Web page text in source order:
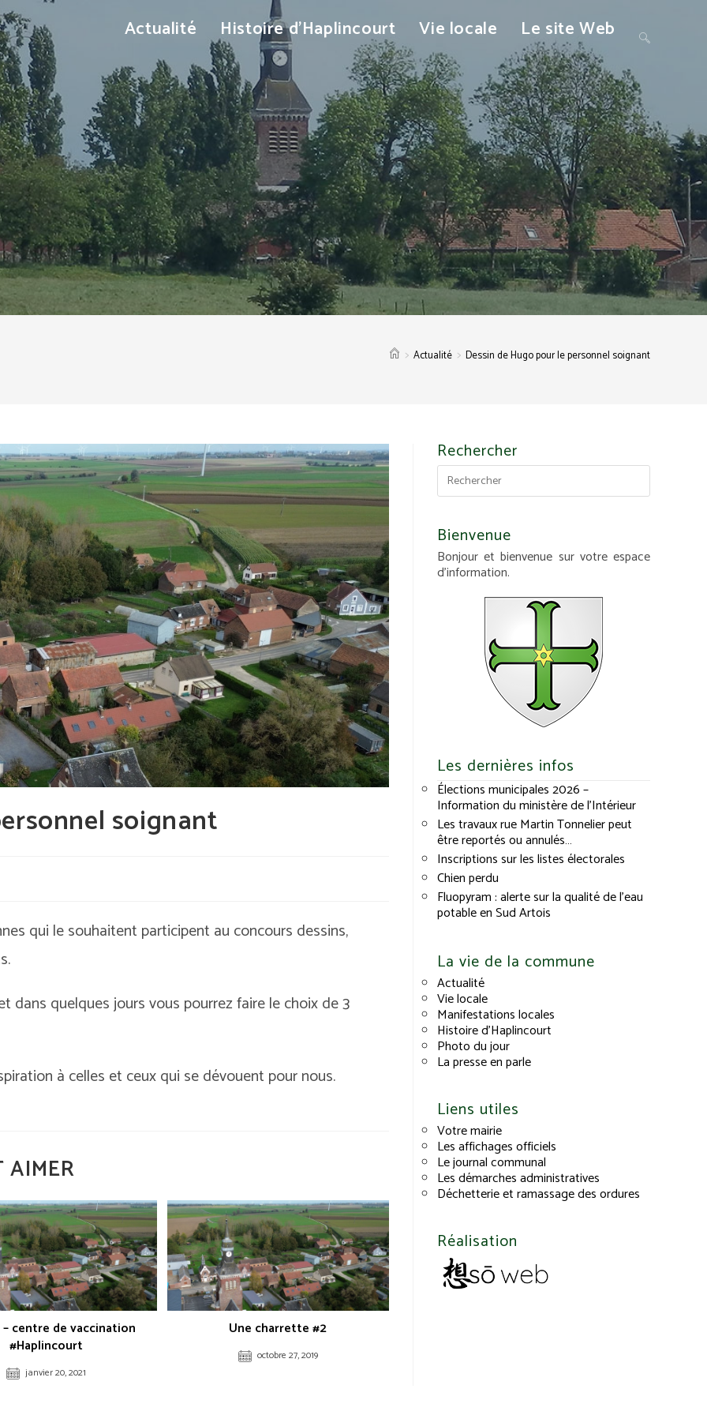
Actualité Histoire d’Haplincourt Vie locale Le site Web Toggle
website
search
> Actualité > Dessin de Hugo pour le personnel soignant
soignant
qui le souhaitent participent au concours dessins,
dans quelques jours vous pourrez faire le choix de 3
à celles et ceux qui se dévouent pour nous.
AIMER
– centre de vaccination
#Haplincourt
janvier 20, 2021
Une charrette #2
octobre 27, 2019
Rechercher
Bienvenue
Bonjour et bienvenue sur votre espace
d'information.
Les dernières infos
Élections municipales 2026 –
Information du ministère de l’Intérieur
Les travaux rue Martin Tonnelier peut
être reportés ou annulés…
Inscriptions sur les listes électorales
Chien perdu
Fluopyram : alerte sur la qualité de l’eau
potable en Sud Artois
La vie de la commune
Actualité
Vie locale
Manifestations locales
Histoire d’Haplincourt
Photo du jour
La presse en parle
Liens utiles
Votre mairie
Les affichages officiels
Le journal communal
Les démarches administratives
Déchetterie et ramassage des ordures
Réalisation